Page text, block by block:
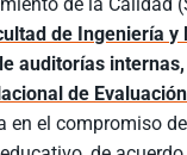
de Ingeniería y
auditorías
de
en el compromiso